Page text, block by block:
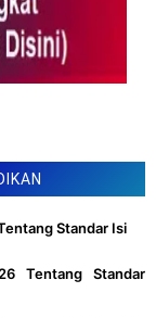
Standar Isi
Tentang Standar